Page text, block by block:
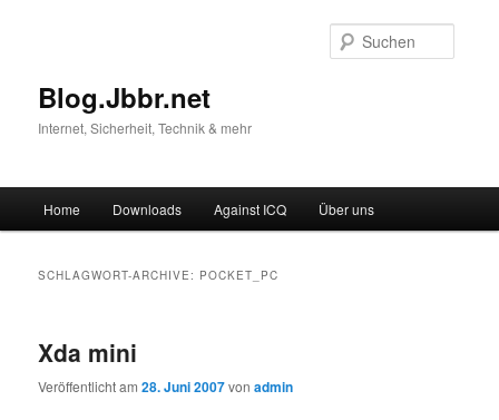
Blog.Jbbr.net
Internet, Sicherheit, Technik & mehr
Zum
Zum
wechseln
Home Downloads Against ICQ Über uns
SCHLAGWORT-ARCHIVE: POCKET_PC
Xda mini
Veröffentlicht am28. Juni 2007vonadmin